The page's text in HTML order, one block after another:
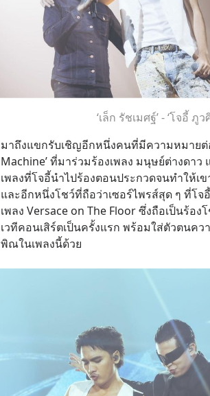
‘เล็ก รัชเมศฐ์’ - ‘โจอี้ ภูว
มาถึงแขกรับเชิญอีกหนึ่งคนที่มีความหมายต่
Machine’ ที่มาร่วมร้องเพลง มนุษย์ต่างดาว
เพลงที่โจอี้นำไปร้องตอนประกวดจนทำให้เ
และอีกหนึ่งโชว์ที่ถือว่าเซอร์ไพรส์สุด ๆ ที่โ
เพลง Versace on The Floor ซึ่งถือเป็นร้อ
เวทีคอนเสิร์ตเป็นครั้งแรก พร้อมใส่ตัวตนคว
พิณในเพลงนี้ด้วย